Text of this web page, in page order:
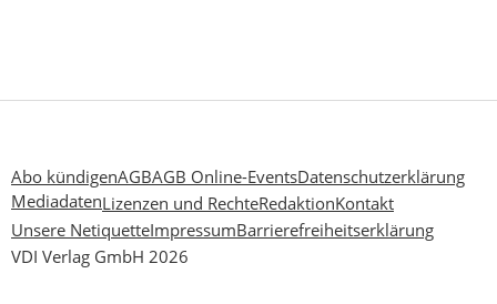
Abo kündigenAGBAGB Online-EventsDatenschutzerklärung
MediadatenLizenzen und RechteRedaktionKontakt
Unsere NetiquetteImpressumBarrierefreiheitserklärung
VDI Verlag GmbH 2026